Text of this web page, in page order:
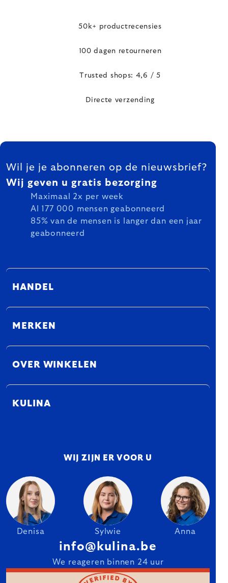
50k+ productrecensies
100 dagen retourneren
Trusted shops: 4,6 / 5
Directe verzending
FOOTER
Wil je je abonneren op de nieuwsbrief?
Wij geven u gratis bezorging
Maximaal 2x per week
Al 177 000 mensen geabonneerd
85% van de mensen is langer dan een jaar
geabonneerd
HANDEL
MERKEN
OVER WINKELEN
KULINA
WIJ ZIJN ER VOOR U
Denisa Sylwie Anna
info@kulina.be
We reageren binnen 24 uur